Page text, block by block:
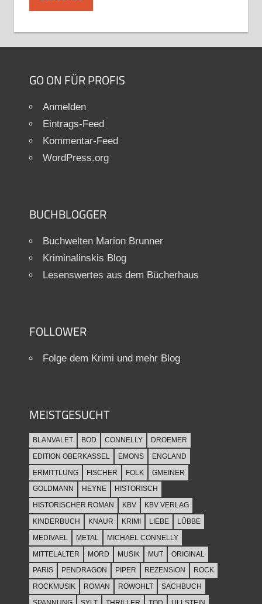
GO ON FÜR PROFIS
Anmelden
Eintrags-Feed
Kommentar-Feed
WordPress.org
BUCHBLOGGER
Buchwelten Marion Brunner
Kriminalinskis Blog
Lesenswertes aus dem Bücherhaus
FOLLOWER
Folge dem Krimi und mehr Blog
MEISTGESUCHT
BLANVALET BOD CONNELLY
DROEMER
EDITION OBERKASSEL
EMONS
ENGLAND
ERMITTLUNG
FISCHER FOLK
GMEINER
GOLDMANN
HEYNE
HISTORISCH
HISTORISCHER ROMAN
KBV
KBV VERLAG
KINDERBUCH
KNAUR KRIMI LIEBE
LÜBBE
MEDIVAEL
METAL
MICHAEL CONNELLY
MITTELALTER
MORD MUSIK MUT
ORIGINAL
PARIS
PENDRAGON PIPER REZENSION
ROCK
ROCKMUSIK
ROMAN ROWOHLT
SACHBUCH